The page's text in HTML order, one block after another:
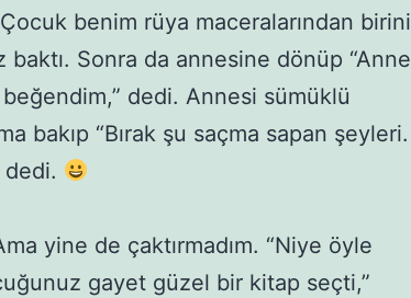
Çocuk benim rüya maceralarından birini
baktı. Sonra da annesine dönüp “Anne
dedi. Annesi sümüklü
bakıp “Bırak şu saçma sapan şeyleri.
yine de çaktırmadım. “Niye öyle
gayet güzel bir kitap seçti,”